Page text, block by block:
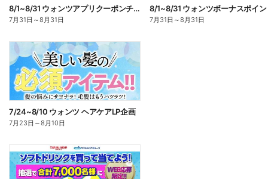
8/1~8/31 ウォンツアプリクーポンチラシ
7月31日 ～8月31日 7月31日 ～8月31日
7/24~8/10 ウォンツ ヘアケアLP企画
7月23日 ～8月10日